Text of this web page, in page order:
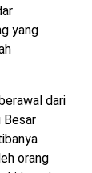
yang
dari
Besar
orang